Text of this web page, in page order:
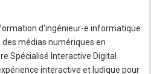
d'ingénieur-e informatique
médias numériques en
Spécialisé Interactive Digital
interactive et ludique pour